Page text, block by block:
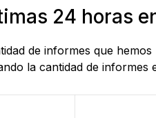
24 horas
de informes que
la cantidad de